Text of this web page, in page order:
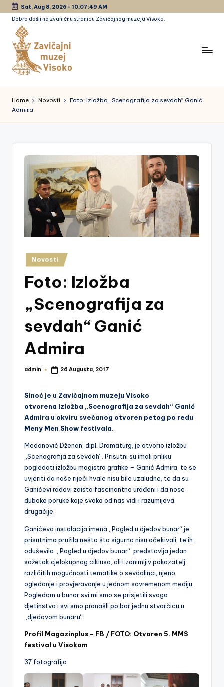
Skip
content
Sat, Aug 8, 2026 - 10:07:50 AM
Dobro došli na zvaničnu stranicu Zavičajnog muzeja Visoko.
a
vi
a
Home Novosti
Foto: Izložba „Scenografija za sevdah“ Ganić
Admira
Posted
in
Novosti
Foto: Izložba
„Scenografija za
sevdah“ Ganić
Admira
Posted
admin 26 Augusta, 2017
Sinoć je u Zavičajnom muzeju Visoko
otvorena izložba „Scenografija za sevdah“ Ganić
Admira u okviru svečanog otvoren petog po redu
Meny Men Show festivala.
Medanović Dženan, dipl. Dramaturg, je otvorio izložbu
„Scenografija za sevdah“. Prisutni su imali priliku
pogledati izložbu magistra grafike – Ganić Admira, te se
uvjeriti da naše riječi hvale nisu bile uzaludne, te da su
Ganićevi radovi zaista fascinantno urađeni i da nose
duboke poruke koje svako od nas vidi i razumijeva
drugačije.
Ganićeva instalacija imena „Pogled u djedov bunar“ je
prisutnima pružila nešto što sigurno nisu očekivali, te ih
oduševila. „Pogled u djedov bunar“ predstavlja jedan
sažetak cjelokupnog ciklusa, ali i zanimljiv pokazatelj
različitih mogućnosti tematike o sevdalinci, njeno
ogledanje i provjeravanje u jednom savremenom mediju.
Pogledom u bunar svi mi smo se prisjetili svoga
djetinstva i svi smo pronašli po bar jednu stvarčicu u
„djedovom bunaru“.
Profil Magazinplus – FB / FOTO: Otvoren 5. MMS
festival u Visokom
37 fotografija